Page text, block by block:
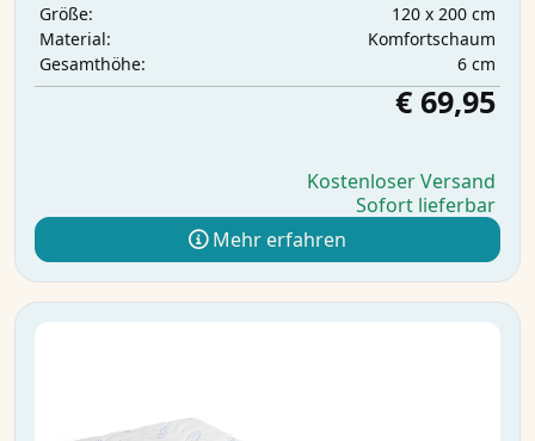
Größe:
120 x 200 cm
Material:
Komfortschaum
Gesamthöhe:
6 cm
€ 69,95
Kostenloser Versand
Sofort lieferbar
Mehr erfahren